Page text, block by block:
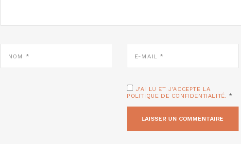
MAIL
J'AI LU ET J'ACCEPTE LA
POLITIQUE DE CONFIDENTIALITÉ. *